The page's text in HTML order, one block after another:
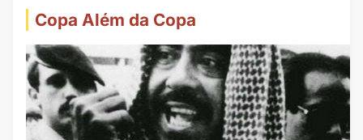
Copa Além da Copa